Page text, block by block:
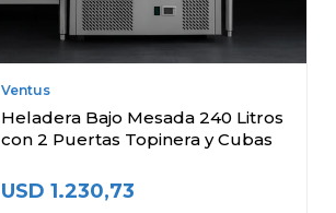
Ventus
Heladera Bajo Mesada 240 Litros
con 2 Puertas Topinera y Cubas
USD 1.230,73